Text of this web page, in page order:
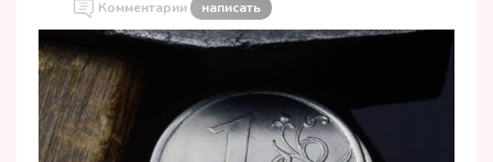
Комментарии написать